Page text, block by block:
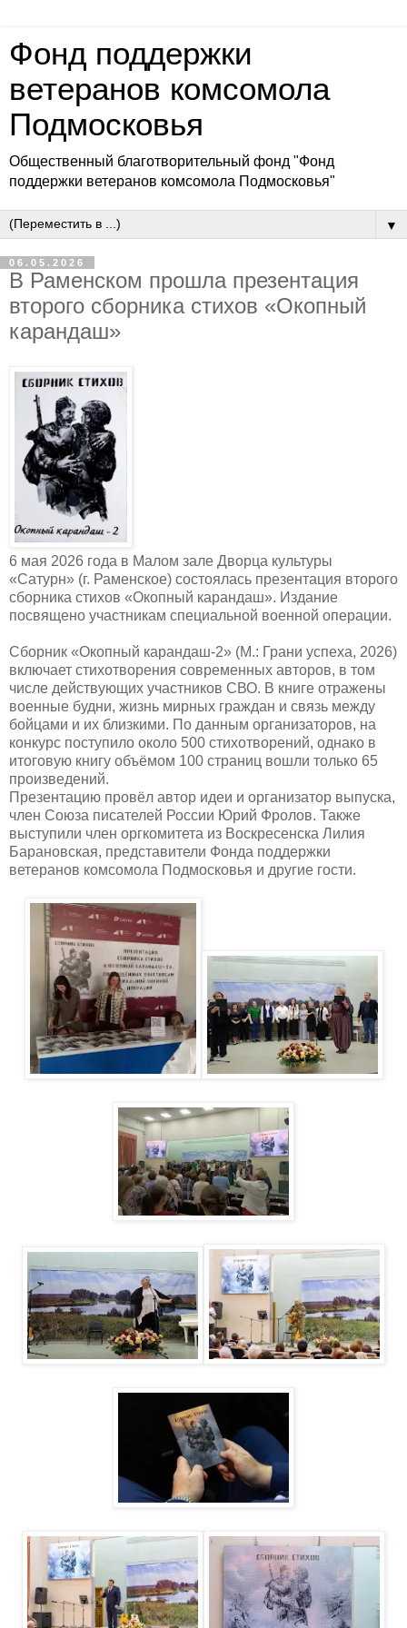
Фонд поддержки
ветеранов комсомола
Подмосковья
Общественный благотворительный фонд "Фонд
поддержки ветеранов комсомола Подмосковья"
▼
06.05.2026
В Раменском прошла презентация
второго сборника стихов «Окопный
карандаш»
6 мая 2026 года в Малом зале Дворца культуры
«Сатурн» (г. Раменское) состоялась презентация второго
сборника стихов «Окопный карандаш». Издание
посвящено участникам специальной военной операции.
Сборник «Окопный карандаш-2» (М.: Грани успеха, 2026)
включает стихотворения современных авторов, в том
числе действующих участников СВО. В книге отражены
военные будни, жизнь мирных граждан и связь между
бойцами и их близкими. По данным организаторов, на
конкурс поступило около 500 стихотворений, однако в
итоговую книгу объёмом 100 страниц вошли только 65
произведений.
Презентацию провёл автор идеи и организатор выпуска,
член Союза писателей России Юрий Фролов. Также
выступили член оргкомитета из Воскресенска Лилия
Барановская, представители Фонда поддержки
ветеранов комсомола Подмосковья и другие гости.